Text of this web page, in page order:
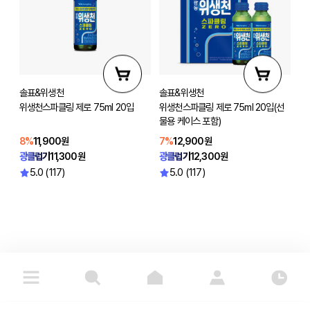
솔표&위생천
위생천스파클링 제로 75ml 20입
8%11,900원
광클럽가11,300원
5.0 (117)
솔표&위생천
위생천스파클링 제로 75ml 20입(선
물용 케이스 포함)
7%12,900원
광클럽가12,300원
5.0 (117)